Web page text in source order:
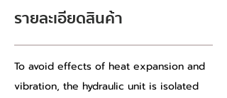
รายละเอียดสินค้า
To avoid effects of heat expansion and
vibration, the hydraulic unit is isolated